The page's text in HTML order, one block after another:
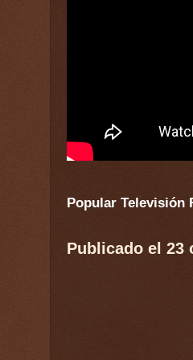
Popular Televisión
Publicado el 23